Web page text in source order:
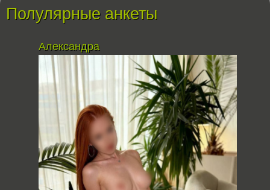
Полулярные анкеты
Александра